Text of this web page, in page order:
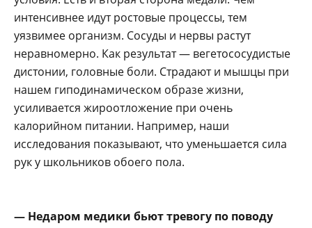
интенсивнее идут ростовые процессы, тем
уязвимее организм. Сосуды и нервы растут
неравномерно. Как результат — вегетососудистые
дистонии, головные боли. Страдают и мышцы при
нашем гиподинамическом образе жизни,
усиливается жироотложение при очень
калорийном питании. Например, наши
исследования показывают, что уменьшается сила
рук у школьников обоего пола.
— Недаром медики бьют тревогу по поводу